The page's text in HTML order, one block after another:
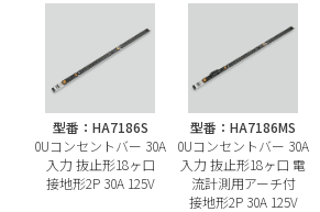
型番：HA7186S
0Uコンセントバー 30A
入力 抜止形18ヶ口
接地形2P 30A 125V
型番：HA7186MS
0Uコンセントバー 30A
入力 抜止形18ヶ口 電
流計測用アーチ付
接地形2P 30A 125V